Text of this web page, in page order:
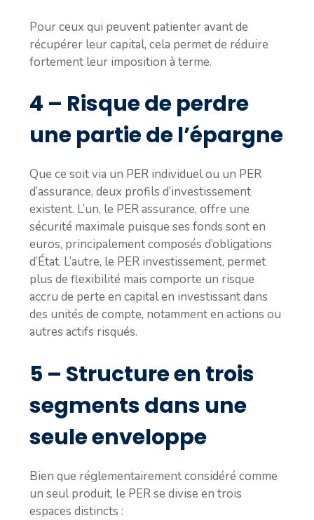
Pour ceux qui peuvent patienter avant de
récupérer leur capital, cela permet de réduire
fortement leur imposition à terme.
4 – Risque de perdre
une partie de l’épargne
Que ce soit via un PER individuel ou un PER
d’assurance, deux profils d’investissement
existent. L’un, le PER assurance, offre une
sécurité maximale puisque ses fonds sont en
euros, principalement composés d’obligations
d’État. L’autre, le PER investissement, permet
plus de flexibilité mais comporte un risque
accru de perte en capital en investissant dans
des unités de compte, notamment en actions ou
autres actifs risqués.
5 – Structure en trois
segments dans une
seule enveloppe
Bien que réglementairement considéré comme
un seul produit, le PER se divise en trois
espaces distincts :